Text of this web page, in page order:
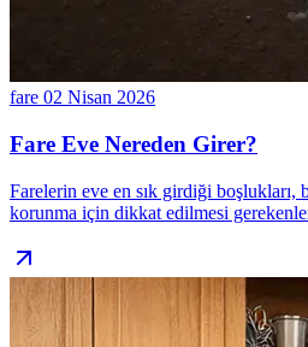
fare 02 Nisan 2026
Fare Eve Nereden Girer?
Farelerin eve en sık girdiği boşlukları,
korunma için dikkat edilmesi